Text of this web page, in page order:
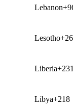
Lebanon
Lesotho
Liberia+231
Libya+218